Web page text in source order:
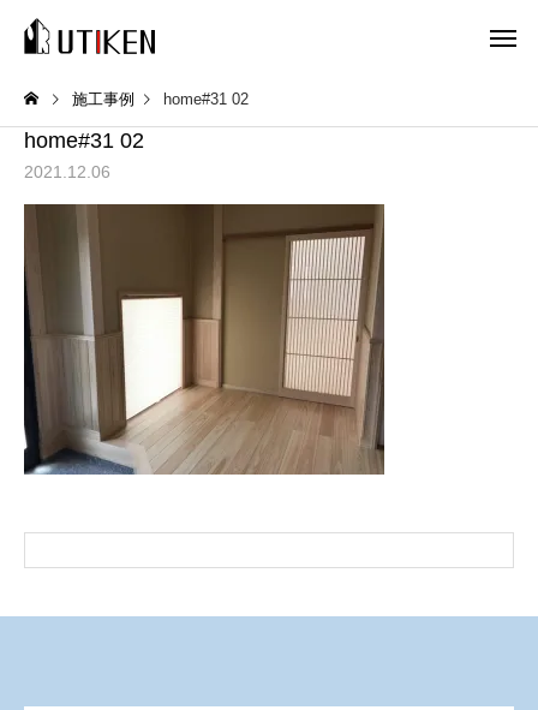
施工事例 home#31 02
home#31 02
2021.12.06